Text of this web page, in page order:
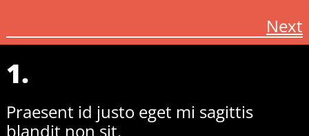
Next
1.
Praesent id justo eget mi sagittis
blandit non sit.